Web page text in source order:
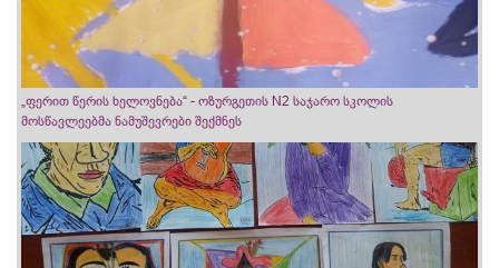
„ფერით წერის ხელოვნება“ - ოზურგეთის N2 საჯარო სკოლის
მოსწავლეებმა ნამუშევრები შექმნეს